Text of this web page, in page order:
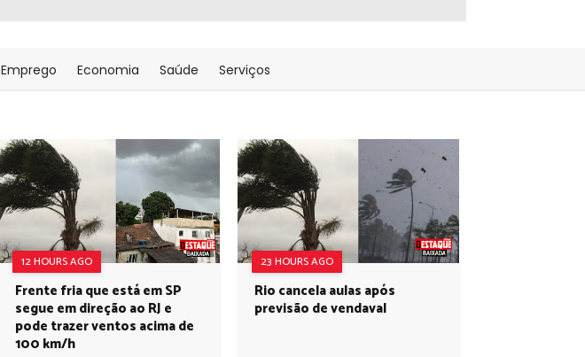
Emprego Economia Saúde Serviços
12 HOURS AGO
Frente fria que está em SP
segue em direção ao RJ e
pode trazer ventos acima de
100 km/h
23 HOURS AGO
Rio cancela aulas após
previsão de vendaval